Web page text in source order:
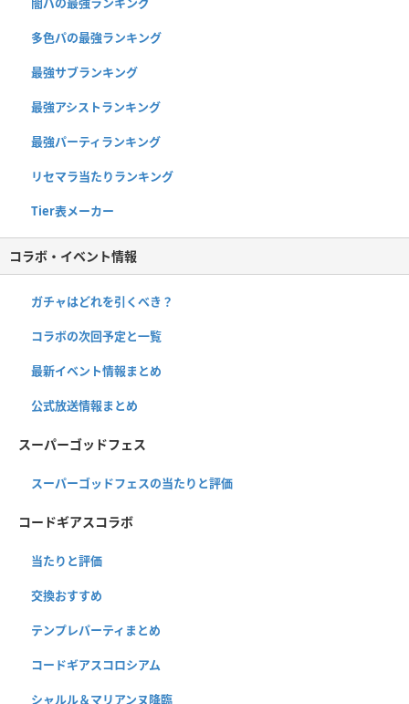
多色パの最強ランキング
最強サブランキング
最強アシストランキング
最強パーティランキング
リセマラ当たりランキング
Tier表メーカー
コラボ・イベント情報
ガチャはどれを引くべき？
コラボの次回予定と一覧
最新イベント情報まとめ
公式放送情報まとめ
スーパーゴッドフェス
スーパーゴッドフェスの当たりと評価
コードギアスコラボ
当たりと評価
交換おすすめ
テンプレパーティまとめ
コードギアスコロシアム
シャルル＆マリアンヌ降臨